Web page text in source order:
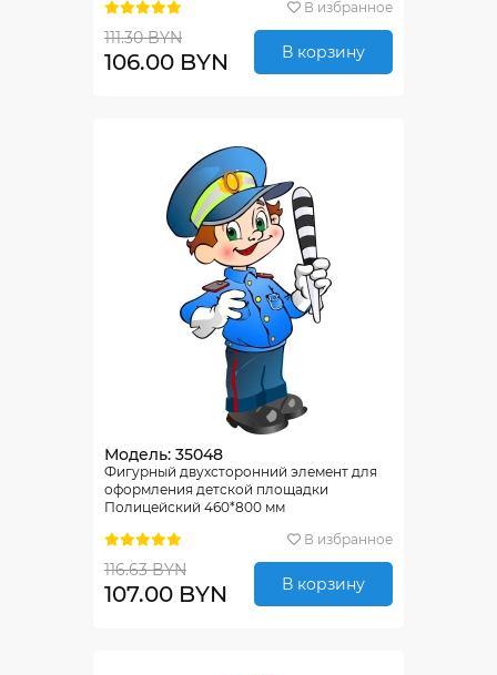
В избранное
111.30 BYN
106.00 BYN В корзину
Модель: 35048
Фигурный двухсторонний элемент для
оформления детской площадки
Полицейский 460*800 мм
В избранное
116.63 BYN
107.00 BYN В корзину